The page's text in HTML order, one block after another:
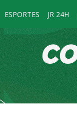
ESPORTES JR 24H